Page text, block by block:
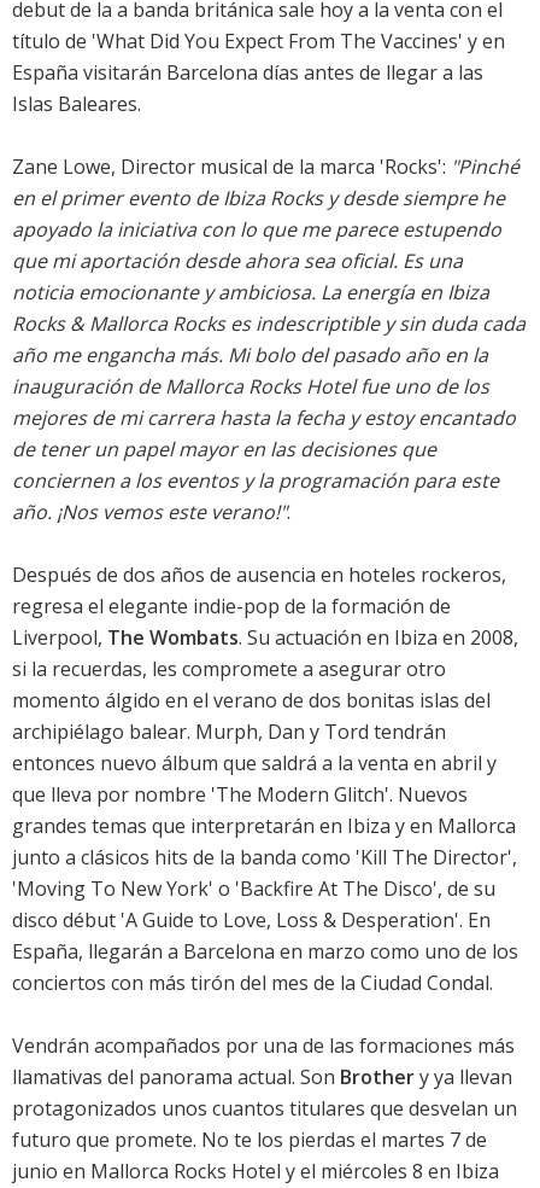
debut de la a banda británica sale hoy a la venta con el
título de 'What Did You Expect From The Vaccines' y en
España visitarán Barcelona días antes de llegar a las
Islas Baleares.
Zane Lowe, Director musical de la marca 'Rocks': "Pinché
en el primer evento de Ibiza Rocks y desde siempre he
apoyado la iniciativa con lo que me parece estupendo
que mi aportación desde ahora sea oficial. Es una
noticia emocionante y ambiciosa. La energía en Ibiza
Rocks & Mallorca Rocks es indescriptible y sin duda cada
año me engancha más. Mi bolo del pasado año en la
inauguración de Mallorca Rocks Hotel fue uno de los
mejores de mi carrera hasta la fecha y estoy encantado
de tener un papel mayor en las decisiones que
conciernen a los eventos y la programación para este
año. ¡Nos vemos este verano!".
Después de dos años de ausencia en hoteles rockeros,
regresa el elegante indie-pop de la formación de
Liverpool, The Wombats. Su actuación en Ibiza en 2008,
si la recuerdas, les compromete a asegurar otro
momento álgido en el verano de dos bonitas islas del
archipiélago balear. Murph, Dan y Tord tendrán
entonces nuevo álbum que saldrá a la venta en abril y
que lleva por nombre 'The Modern Glitch'. Nuevos
grandes temas que interpretarán en Ibiza y en Mallorca
junto a clásicos hits de la banda como 'Kill The Director',
'Moving To New York' o 'Backfire At The Disco', de su
disco début 'A Guide to Love, Loss & Desperation'. En
España, llegarán a Barcelona en marzo como uno de los
conciertos con más tirón del mes de la Ciudad Condal.
Vendrán acompañados por una de las formaciones más
llamativas del panorama actual. Son Brothery ya llevan
protagonizados unos cuantos titulares que desvelan un
futuro que promete. No te los pierdas el martes 7 de
junio en Mallorca Rocks Hotel y el miércoles 8 en Ibiza